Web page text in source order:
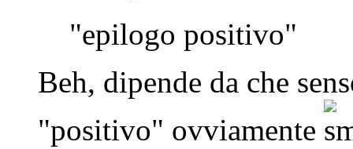
"epilogo positivo"
Beh, dipende da che
"positivo" ovviamente